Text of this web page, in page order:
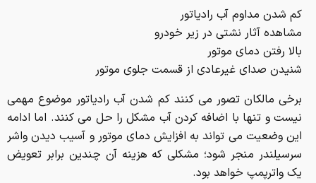
کم شدن مداوم آب رادیاتور
مشاهده آثار نشتی در زیر خودرو
بالا رفتن دمای موتور
شنیدن صدای غیرعادی از قسمت جلوی موتور
برخی مالکان تصور می کنند کم شدن آب رادیاتور موضوع مهمی
نیست و تنها با اضافه کردن آب مشکل را حل می کنند. اما ادامه
این وضعیت می تواند به افزایش دمای موتور و آسیب دیدن واشر
سرسیلندر منجر شود؛ مشکلی که هزینه آن چندین برابر تعویض
یک واترپمپ خواهد بود.